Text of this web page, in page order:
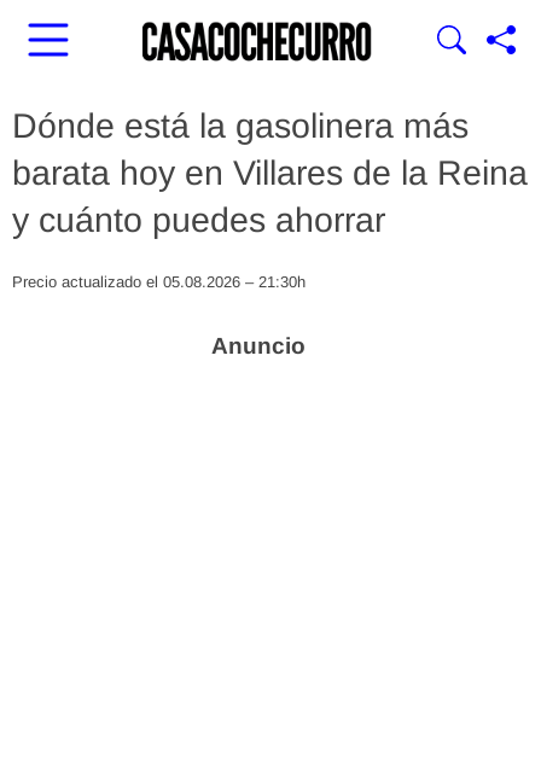
Dónde está la gasolinera más
barata hoy en Villares de la Reina
y cuánto puedes ahorrar
Precio actualizado el 05.08.2026 – 21:30h